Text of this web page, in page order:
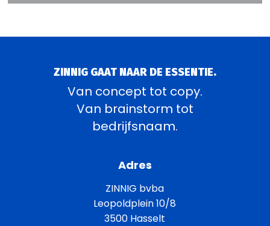
ZINNIG GAAT NAAR DE ESSENTIE.
Van concept tot copy.
Van brainstorm tot
bedrijfsnaam.
Adres
ZINNIG bvba
Leopoldplein 10/8
3500 Hasselt